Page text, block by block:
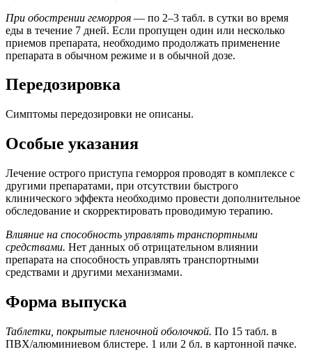
При обострении геморроя — по 2–3 табл. в сутки во время
еды в течение 7 дней. Если пропущен один или несколько
приемов препарата, необходимо продолжать применение
препарата в обычном режиме и в обычной дозе.
Передозировка
Симптомы передозировки не описаны.
Особые указания
Лечение острого приступа геморроя проводят в комплексе с
другими препаратами, при отсутствии быстрого
клинического эффекта необходимо провести дополнительное
обследование и скорректировать проводимую терапию.
Влияние на способность управлять транспортными
средствами. Нет данных об отрицательном влиянии
препарата на способность управлять транспортными
средствами и другими механизмами.
Форма выпуска
Таблетки, покрытые пленочной оболочкой. По 15 табл. в
ПВХ/алюминиевом блистере. 1 или 2 бл. в картонной пачке.